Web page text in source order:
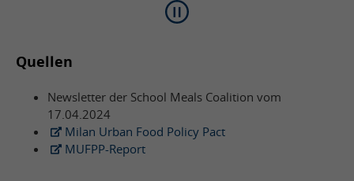
Quellen
Newsletter der School Meals Coalition vom
17.04.2024
Milan Urban Food Policy Pact
MUFPP-Report